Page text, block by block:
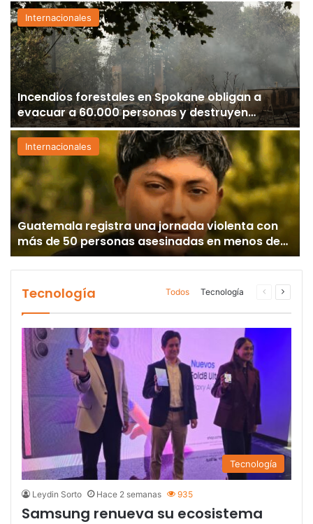
Internacionales
Incendios forestales en Spokane obligan a
evacuar a 60.000 personas y destruyen
cientos de estructuras
Internacionales
Guatemala registra una jornada violenta con
más de 50 personas asesinadas en menos de
24 horas
Tecnología Todos Tecnología
Página
Tecnología
Leydin Sorto Hace 2 semanas 935
Samsung renueva su ecosistema